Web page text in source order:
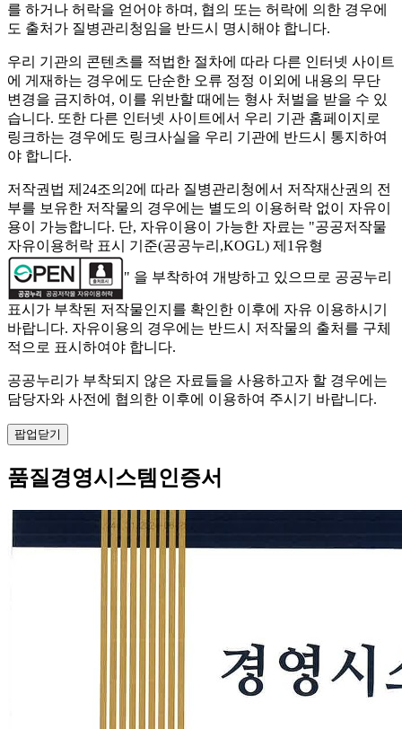
를 하거나 허락을 얻어야 하며, 협의 또는 허락에 의한 경우에
도 출처가 질병관리청임을 반드시 명시해야 합니다.
우리 기관의 콘텐츠를 적법한 절차에 따라 다른 인터넷 사이트
에 게재하는 경우에도 단순한 오류 정정 이외에 내용의 무단
변경을 금지하여, 이를 위반할 때에는 형사 처벌을 받을 수 있
습니다. 또한 다른 인터넷 사이트에서 우리 기관 홈페이지로
링크하는 경우에도 링크사실을 우리 기관에 반드시 통지하여
야 합니다.
저작권법 제24조의2에 따라 질병관리청에서 저작재산권의 전
부를 보유한 저작물의 경우에는 별도의 이용허락 없이 자유이
용이 가능합니다. 단, 자유이용이 가능한 자료는 "공공저작물
자유이용허락 표시 기준(공공누리,KOGL) 제1유형
" 을 부착하여 개방하고 있으므로 공공누리
표시가 부착된 저작물인지를 확인한 이후에 자유 이용하시기
바랍니다. 자유이용의 경우에는 반드시 저작물의 출처를 구체
적으로 표시하여야 합니다.
공공누리가 부착되지 않은 자료들을 사용하고자 할 경우에는
담당자와 사전에 협의한 이후에 이용하여 주시기 바랍니다.
팝업닫기
품질경영시스템인증서